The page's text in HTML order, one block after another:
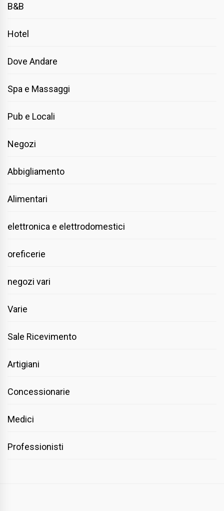
B&B
Hotel
Dove Andare
Spa e Massaggi
Pub e Locali
Negozi
Abbigliamento
Alimentari
elettronica e elettrodomestici
oreficerie
negozi vari
Varie
Sale Ricevimento
Artigiani
Concessionarie
Medici
Professionisti